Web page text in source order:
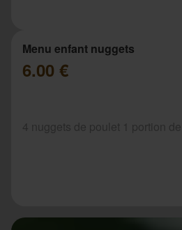
Menu enfant nuggets
6.00 €